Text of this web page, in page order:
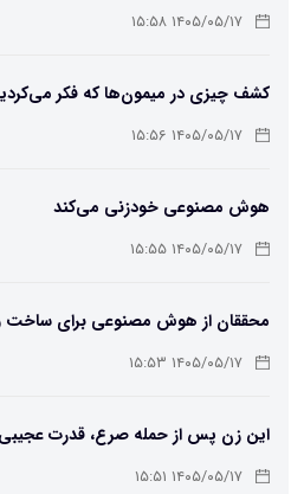
باکتریایی»
۱۴۰۵/۰۵/۱۷ ۱۵:۵۸
کشف چیزی در میمون‌ها که فکر
انسان‌هاست
۱۴۰۵/۰۵/۱۷ ۱۵:۵۶
هوش مصنوعی خودزنی می‌کند
۱۴۰۵/۰۵/۱۷ ۱۵:۵۵
محققان از هوش مصنوعی برای
استفاده کردند
۱۴۰۵/۰۵/۱۷ ۱۵:۵۳
این زن پس از حمله صرع، قدرت
است۱۴۰۵/۰۵/۱۷ ۱۵:۵۱